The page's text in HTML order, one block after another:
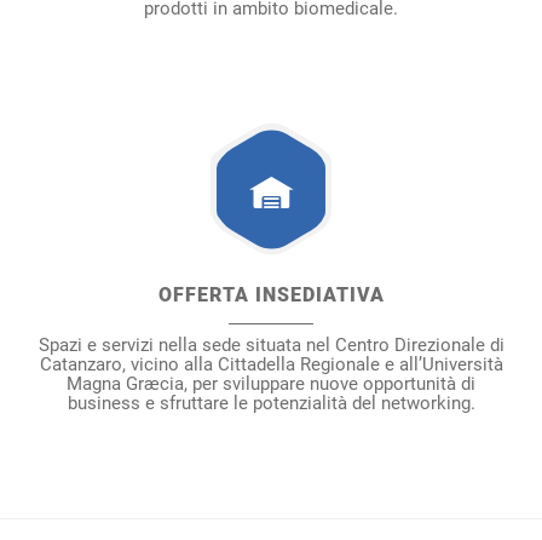
prodotti in ambito biomedicale.
OFFERTA INSEDIATIVA
Spazi e servizi nella sede situata nel Centro Direzionale di
Catanzaro, vicino alla Cittadella Regionale e all’Università
Magna Græcia, per sviluppare nuove opportunità di
business e sfruttare le potenzialità del networking.